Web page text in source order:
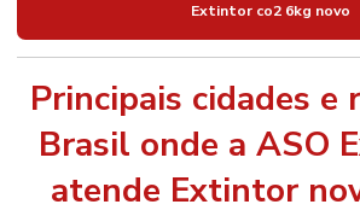
Extintor co2 6kg novo
Principais cidades e
Brasil onde a ASO
atende Extintor